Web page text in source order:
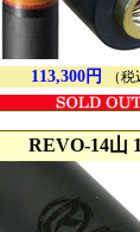
113,300円 （税
REVO-14山